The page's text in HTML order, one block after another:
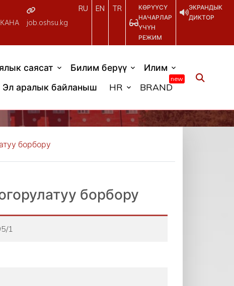
job.oshsu.kg
RU EN TR
КӨРҮҮСҮ
НАЧАРЛАР
ҮЧҮН
РЕЖИМ
ЭКРАНДЫК
ДИКТОР
саясат Билим берүү
Илим
Эл аралык байланыш
HR BRAND
new
борбору
борбору
1